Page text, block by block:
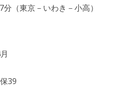
（東京－いわき－小高）
39